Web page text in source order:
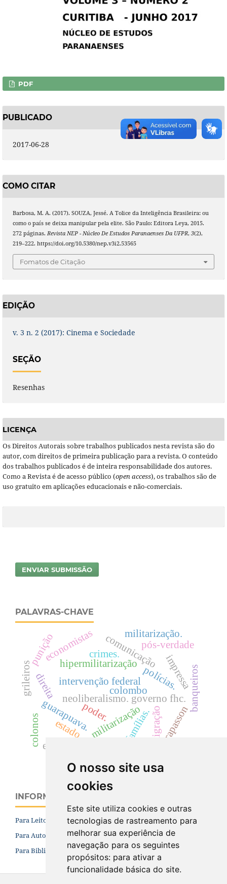
O nosso site usa
cookies
Este site utiliza cookies e outras
tecnologias de rastreamento para
melhorar sua experiência de
navegação para os seguintes
propósitos: para ativar a
funcionalidade básica do site.
PDF
PUBLICADO
2017-06-28
COMO CITAR
Barbosa, M. A. (2017). SOUZA, Jessé. A Tolice da Inteligência Brasileira: ou
como o país se deixa manipular pela elite. São Paulo: Editora Leya, 2015.
272 páginas. Revista NEP - Núcleo De Estudos Paranaenses Da UFPR, 3(2),
219–222. https://doi.org/10.5380/nep.v3i2.53565
Fomatos de Citação
EDIÇÃO
v. 3 n. 2 (2017): Cinema e Sociedade
SEÇÃO
Resenhas
LICENÇA
Os Direitos Autorais sobre trabalhos publicados nesta revista são do
autor, com direitos de primeira publicação para a revista. O conteúdo
dos trabalhos publicados é de inteira responsabilidade dos autores.
Como a Revista é de acesso público (open access), os trabalhos são de
uso gratuito em aplicações educacionais e não-comerciais.
ENVIAR SUBMISSÃO
PALAVRAS-CHAVE
neoliberalismo. governo fhc.
intervenção federal
militarização
hipermilitarização
polícias.
comunicação
impressa
famílias.imigração
guarapuava.
economistas
banqueiros
equipe econômica
pós-verdade
direita
punição militarização.
poder.
crimes.
colombo
strapasson
estado
grileiros
colonos
INFORMAÇÕES
Para Leitores
Para Autores
Para Bibliotecários